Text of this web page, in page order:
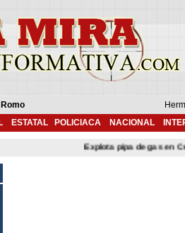
ESTATAL POLICIACA NACIONAL
Explota pipa de gas en